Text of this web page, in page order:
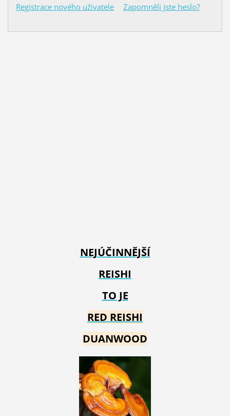
Registrace nového uživatele Zapomněli jste heslo?
NEJÚČINNĚJŠÍ
REISHI
TO JE
RED REISHI
DUANWOOD